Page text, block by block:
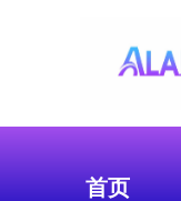
首页